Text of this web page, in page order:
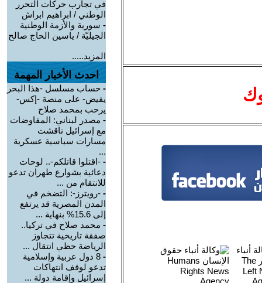
في تجارب حركات التحرر
الوطني / ابراهيم ابراش
- سورية والأزمة الوطنية
الجيليّة / ياسين الحاج صالح
المزيد.....
احدث الأخبار المهمة
- حساب مسلسل -هذا البحر
يفيض- على منصة -إكس-
يرحب بمحمد صلاح
- مصدر لبناني: المفاوضات
مع إسرائيل ناقشت
مسارات سياسية عسكرية
...
- -اقتلوا قاتلكم-.. لوحات
دعائية بشوارع طهران تدعو
للانتقام من ...
- -رويترز-: التضخم في
المدن المصرية قد يرتفع
إلى 15.6% بنهاية ...
- محمد صلاح في تركيا..
صفقة تاريخية تتجاوز
الرياضة حظي انتقال ...
-
8 دول عربية وإسلامية
تدعو لوقف انتهاكات
إسرائيل وإقامة دولة ...